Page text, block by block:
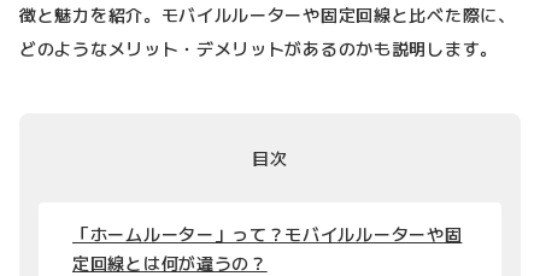
徴と魅力を紹介。モバイルルーターや固定回線と比べた際に、
どのようなメリット・デメリットがあるのかも説明します。
目次
「ホームルーター」って？モバイルルーターや固
定回線とは何が違うの？